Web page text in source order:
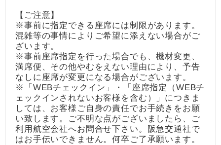
【ご注意】
※事前に指定できる座席には制限があります。
混雑等の事情によりご希望に添えない場合がご
ざいます。
※事前座席指定を行った場合でも、機材変更、
満席便、その他やむをえない理由により、予告
なしに座席が変更になる場合がございます。
※「WEBチェックイン」・「座席指定（WEBチ
ェックインされないお客様を含む）」につきま
しては、お客様ご自身の責任でお手続きをお願
い致します。ご不明な点がございましたら、ご
利用航空会社へお問合せ下さい。阪急交通社で
はお手伝いできません。何卒ご了承願います。